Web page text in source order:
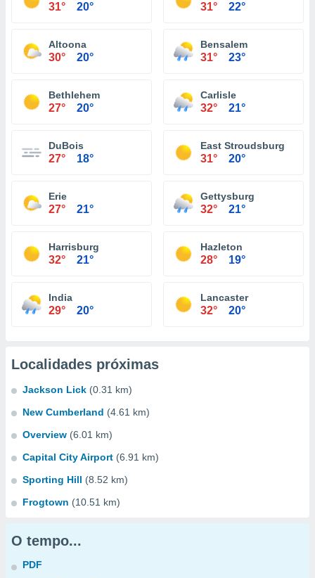
31° 20° 31° 22°
Altoona
30° 20°
Bensalem
31° 23°
Bethlehem
27° 20°
Carlisle
32° 21°
DuBois
27° 18°
East Stroudsburg
31° 20°
Erie
27° 21°
Gettysburg
32° 21°
Harrisburg
32° 21°
Hazleton
28° 19°
India
29° 20°
Lancaster
32° 20°
Localidades próximas
Jackson Lick (0.31 km)
New Cumberland (4.61 km)
Overview (6.01 km)
Capital City Airport (6.91 km)
Sporting Hill (8.52 km)
Frogtown (10.51 km)
O tempo...
PDF